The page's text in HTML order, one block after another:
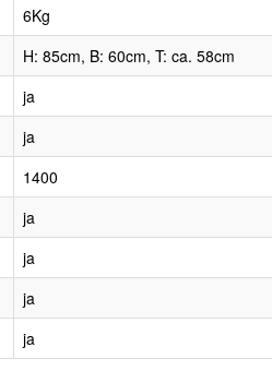
6Kg
H: 85cm, B: 60cm, T: ca. 58cm
ja
ja
1400
ja
ja
ja
ja